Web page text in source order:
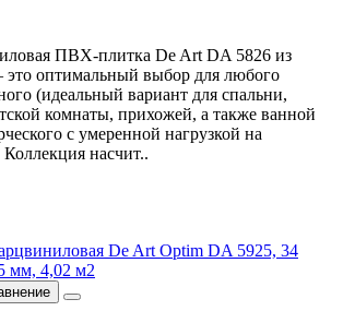
ПВХ-плитка De Art DA 5826 из
это оптимальный выбор для любого
(идеальный вариант для спальни,
комнаты, прихожей, а также ванной
с умеренной нагрузкой на
насчит..